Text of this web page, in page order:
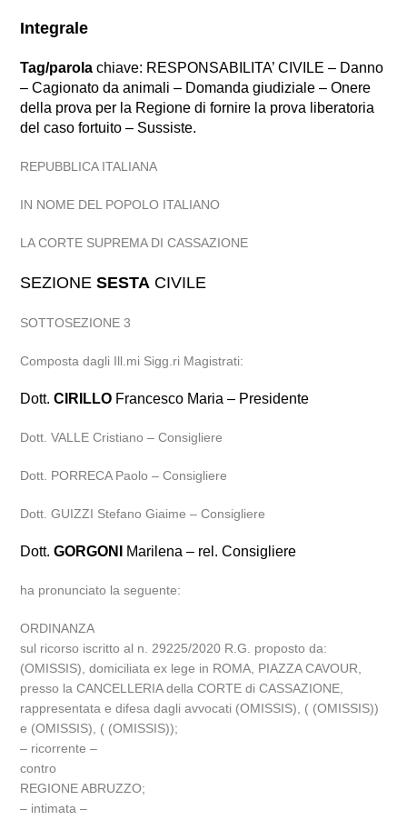
Integrale
Tag/parola chiave: RESPONSABILITA’ CIVILE – Danno
– Cagionato da animali – Domanda giudiziale – Onere
della prova per la Regione di fornire la prova liberatoria
del caso fortuito – Sussiste.
REPUBBLICA ITALIANA
IN NOME DEL POPOLO ITALIANO
LA CORTE SUPREMA DI CASSAZIONE
SEZIONESESTA CIVILE
SOTTOSEZIONE 3
Composta dagli Ill.mi Sigg.ri Magistrati:
Dott.CIRILLO Francesco Maria – Presidente
Dott. VALLE Cristiano – Consigliere
Dott. PORRECA Paolo – Consigliere
Dott. GUIZZI Stefano Giaime – Consigliere
Dott.GORGONI Marilena – rel. Consigliere
ha pronunciato la seguente:
ORDINANZA
sul ricorso iscritto al n. 29225/2020 R.G. proposto da:
(OMISSIS), domiciliata ex lege in ROMA, PIAZZA CAVOUR,
presso la CANCELLERIA della CORTE di CASSAZIONE,
rappresentata e difesa dagli avvocati (OMISSIS), ( (OMISSIS))
e (OMISSIS), ( (OMISSIS));
– ricorrente –
contro
REGIONE ABRUZZO;
– intimata –